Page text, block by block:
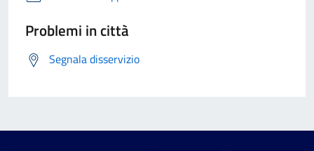
Problemi in città
Segnala disservizio